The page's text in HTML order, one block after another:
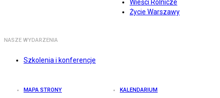
Wieści Rolnicze
Życie Warszawy
NASZE WYDARZENIA
Szkolenia i konferencje
MAPA STRONY KALENDARIUM